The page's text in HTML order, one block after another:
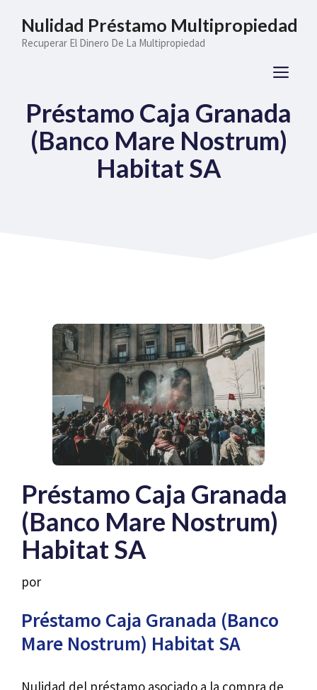
contenido
Nulidad Préstamo Multipropiedad
Recuperar El Dinero De La Multipropiedad
Préstamo Caja Granada
(Banco Mare Nostrum)
Habitat SA
Préstamo Caja Granada
(Banco Mare Nostrum)
Habitat SA
por
Préstamo Caja Granada (Banco
Mare Nostrum) Habitat SA